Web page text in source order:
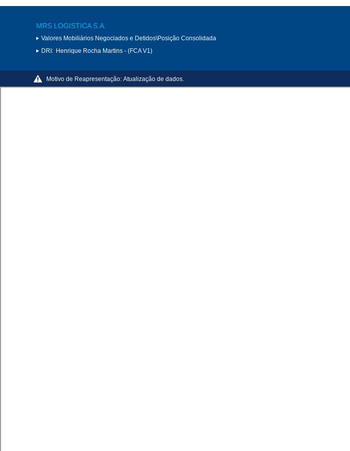
MRS LOGISTICA S.A.
Valores Mobiliários Negociados e Detidos\Posição Consolidada
DRI: Henrique Rocha Martins - (FCA V1)
Motivo de Reapresentação: Atualização de dados.